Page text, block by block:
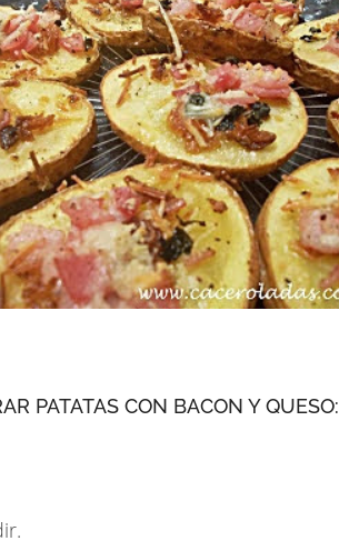
PATATAS CON BACON Y QUESO: